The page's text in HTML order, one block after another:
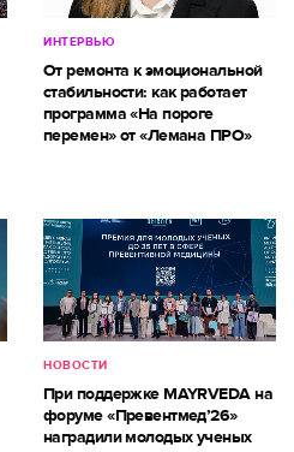
ИНТЕРВЬЮ
От ремонта к эмоциональной
стабильности: как работает
программа «На пороге
перемен» от «Лемана ПРО»
НОВОСТИ
При поддержке MAYRVEDA на
форуме «Превентмед’26»
наградили молодых ученых